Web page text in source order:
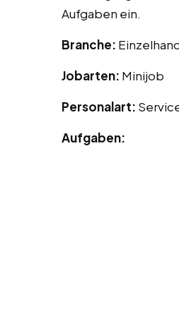
Aufgaben ein.
Branche:
Jobarten: Minijob
Personalart:
Aufgaben: